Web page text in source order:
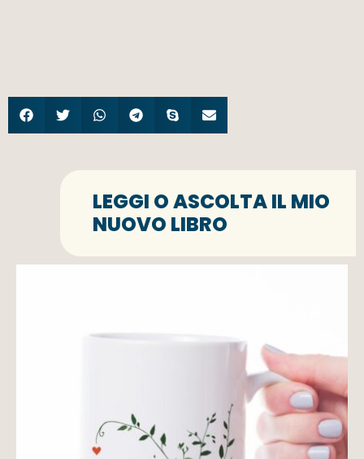
LEGGI O ASCOLTA IL MIO
NUOVO LIBRO